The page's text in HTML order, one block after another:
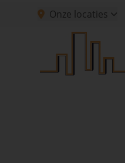
Spring naar hoofdinhoud
Spring naar hoofdinhoud
Spring
Onze locaties